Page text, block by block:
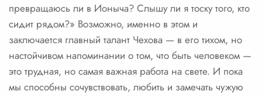
превращаюсь ли в Ионыча? Слышу ли я тоску того, кто
сидит рядом?» Возможно, именно в этом и
заключается главный талант Чехова — в его тихом, но
настойчивом напоминании о том, что быть человеком —
это трудная, но самая важная работа на свете. И пока
мы способны сочувствовать, любить и замечать чужую